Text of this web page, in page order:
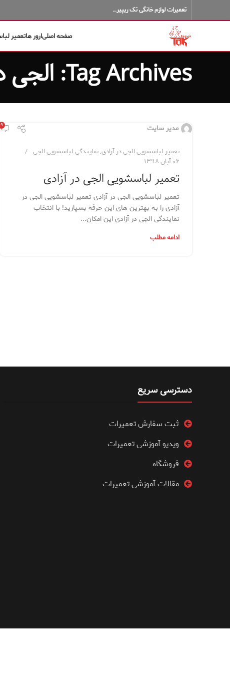
تعمیرات لوازم خانگی تک ریپیر…
صفحه اصلیارور هاتعمیر
Tag Archives: الجی در آزادی
مدیر سایت ۹
تعمیر لباسشویی الجی در آزادی,نمایندگی لباسشویی الجی
۰۶ آبان ۱۳۹۸
تعمیر لباسشویی الجی در آزادی
تعمیر لباسشویی الجی در آزادی تعمیر لباسشویی الجی در
آزادی را به بهترین های این حرفه بسپارید! با انتخاب
نمایندگی الجی در آزادی این امکان...
ادامه مطلب
دسترسی سریع
ثبت سفارش تعمیرات
ویدیو آموزشی تعمیرات
فروشگاه
مقالات آموزشی تعمیرات